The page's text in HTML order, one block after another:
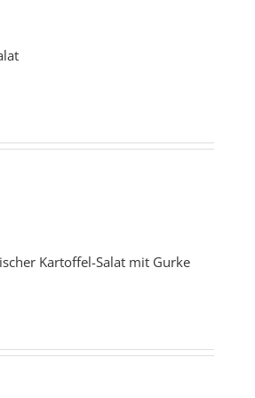
Kartoffel-Salat mit Gurke